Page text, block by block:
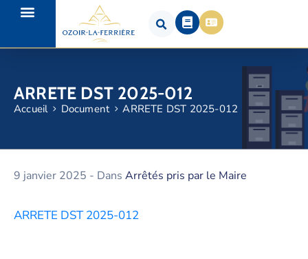
ARRETE DST 2025-012
Accueil Document ARRETE DST 2025-012
9 janvier 2025 - Dans Arrêtés pris par le Maire
ARRETE DST 2025-012